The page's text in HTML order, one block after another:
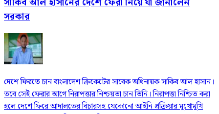
সাকিব আল হাসানের দেশে ফেরা নিয়ে যা জানালেন
সরকার
দেশে ফিরতে চান বাংলাদেশ ক্রিকেটের সাবেক অধিনায়ক সাকিব আল হাসান।
তবে সেই ফেরার আগে নিরাপত্তার নিশ্চয়তা চান তিনি। নিরাপত্তা নিশ্চিত করা
হলে দেশে ফিরে আদালতের বিচারসহ যেকোনো আইনি প্রক্রিয়ার মুখোমুখি